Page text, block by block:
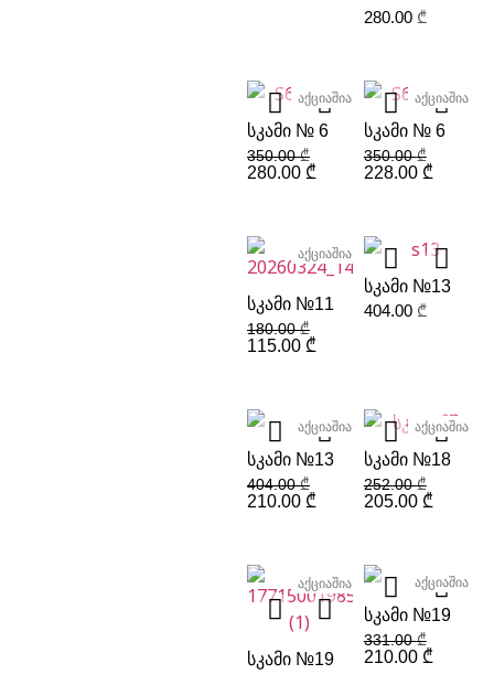
280.00 ₾
აქციაშია
ᲡᲙᲐᲛᲘ № 6
350.00₾
280.00 ₾
აქციაშია
ᲡᲙᲐᲛᲘ № 6
350.00₾
228.00 ₾
აქციაშია
ᲡᲙᲐᲛᲘ №11
180.00₾
115.00 ₾
ᲡᲙᲐᲛᲘ №13
404.00 ₾
აქციაშია
ᲡᲙᲐᲛᲘ №13
404.00₾
210.00 ₾
აქციაშია
ᲡᲙᲐᲛᲘ №18
252.00₾
205.00 ₾
აქციაშია
ᲡᲙᲐᲛᲘ №19
აქციაშია
ᲡᲙᲐᲛᲘ №19
331.00₾
210.00 ₾